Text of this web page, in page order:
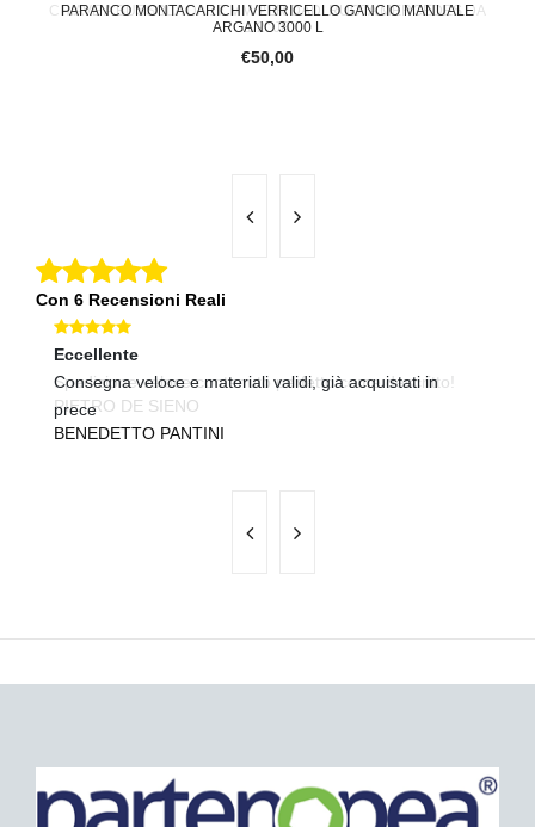
CHIAVE A BUSSOLA DA 17 MM PER DADI RUOTA MERCEDES DA
1/2" JB
€17,00
PARANCO MONTACARICHI VERRICELLO GANCIO MANUALE
ARGANO 3000 L
€50,00
Con 6 Recensioni Reali
Spedizione veloce contenuto perfetto come descritto!
PIETRO DE SIENO
Eccellente
Consegna veloce e materiali validi, già acquistati in
prece
BENEDETTO PANTINI